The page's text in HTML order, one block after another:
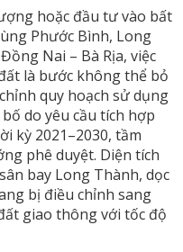
hoặc đầu tư vào bất
Phước Bình, Long
Nai – Bà Rịa, việc
là bước không thể bỏ
quy hoạch sử dụng
do yêu cầu tích hợp
kỳ 2021–2030, tầm
phê duyệt. Diện tích
bay Long Thành, dọc
bị điều chỉnh sang
giao thông với tốc độ